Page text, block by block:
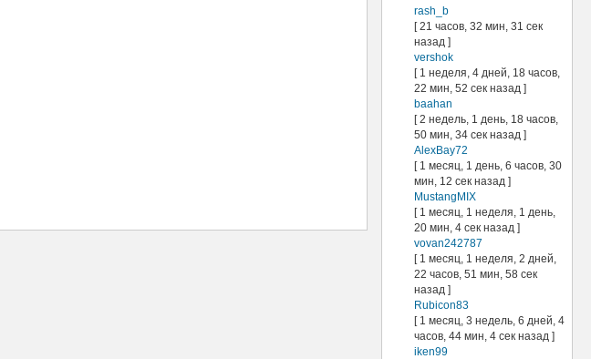
rash_b
[ 21 часов, 32 мин, 31 сек
назад ]
vershok
[ 1 неделя, 4 дней, 18 часов,
22 мин, 52 сек назад ]
baahan
[ 2 недель, 1 день, 18 часов,
50 мин, 34 сек назад ]
AlexBay72
[ 1 месяц, 1 день, 6 часов, 30
мин, 12 сек назад ]
MustangMIX
[ 1 месяц, 1 неделя, 1 день,
20 мин, 4 сек назад ]
vovan242787
[ 1 месяц, 1 неделя, 2 дней,
22 часов, 51 мин, 58 сек
назад ]
Rubicon83
[ 1 месяц, 3 недель, 6 дней, 4
часов, 44 мин, 4 сек назад ]
iken99